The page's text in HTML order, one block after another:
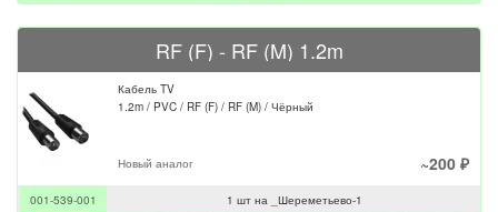
RF (F) - RF (M) 1.2m
Кабель TV
1.2m / PVC / RF (F) / RF (M) / Чёрный
Новый аналог ~200 ₽
001-539-001
1 шт на _Шереметьево-1